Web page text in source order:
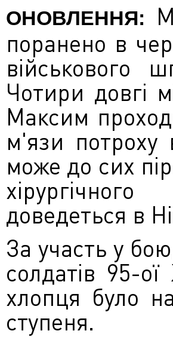
ОНОВЛЕННЯ:
поранено в
військового
Чотири довгі
Максим
м'язи потроху
може до сих
доведеться в
За участь у
солдатів 95-
хлопця було
ступеня.